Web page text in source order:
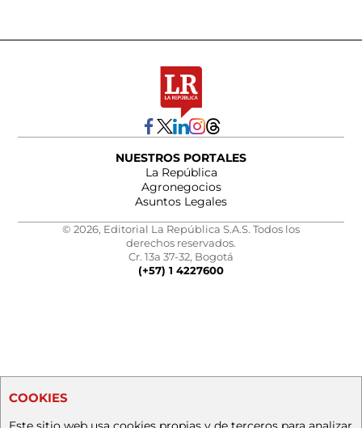
NUESTROS PORTALES
La República
Agronegocios
Asuntos Legales
© 2026, Editorial La República S.A.S. Todos los
derechos reservados.
Cr. 13a 37-32, Bogotá
(+57) 1 4227600
COOKIES